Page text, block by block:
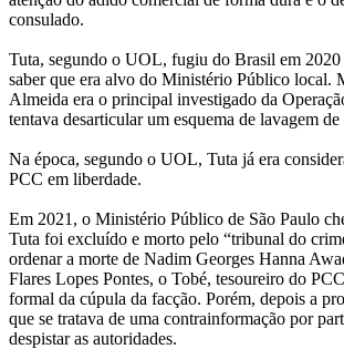
consulado.
Tuta, segundo o UOL, fugiu do Brasil em 2020
saber que era alvo do Ministério Público local.
Almeida era o principal investigado da
tentava desarticular um esquema de lavagem
Na época, segundo o UOL, Tuta já era
PCC em liberdade.
Em 2021, o Ministério Público de São Paulo
Tuta foi excluído e morto pelo “tribunal do
ordenar a morte de Nadim Georges Hanna
Flares Lopes Pontes, o Tobé, tesoureiro do
formal da cúpula da facção. Porém, depois a
que se tratava de uma contrainformação por
despistar as autoridades.